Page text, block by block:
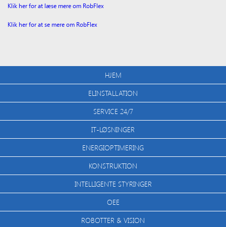
Klik her for at læse mere om RobFlex
Klik her for at se mere om RobFlex
HJEM
ELINSTALLATION
SERVICE 24/7
IT-LØSNINGER
ENERGIOPTIMERING
KONSTRUKTION
INTELLIGENTE STYRINGER
OEE
ROBOTTER & VISION